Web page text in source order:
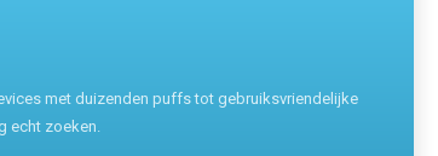
met duizenden puffs tot gebruiksvriendelijke
echt zoeken.